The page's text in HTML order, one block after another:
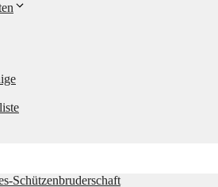
Schützenbruderschaft